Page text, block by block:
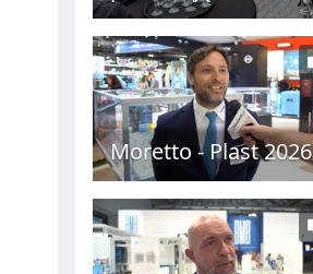
C
H
Moretto - Plast 2026